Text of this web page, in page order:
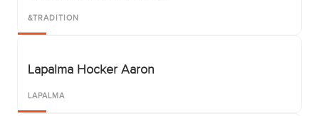
&TRADITION
Lapalma Hocker Aaron
LAPALMA